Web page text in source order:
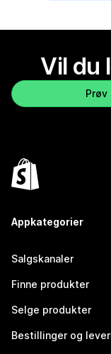
Vil du
Appkategorier
Salgskanaler
Finne produkter
Selge produkter
Bestillinger og